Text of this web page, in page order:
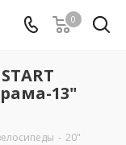
0
13"
- 20"